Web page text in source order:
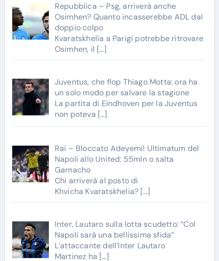
Repubblica – Psg, arriverà anche
Osimhen? Quanto incasserebbe ADL dal
doppio colpo
Kvaratskhelia a Parigi potrebbe ritrovare
Osimhen, il […]
Juventus, che flop Thiago Motta: ora ha
un solo modo per salvare la stagione
La partita di Eindhoven per la Juventus
non poteva […]
Rai – Bloccato Adeyemi! Ultimatum del
Napoli allo United: 55mln o salta
Garnacho
Chi arriverà al posto di
Khvicha Kvaratskhelia? […]
Inter, Lautaro sulla lotta scudetto: “Col
Napoli sarà una bellissima sfida”
L’attaccante dell’Inter Lautaro
Martinez ha […]